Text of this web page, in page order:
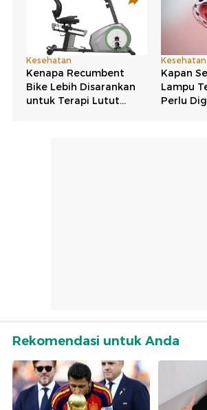
Rekomendasi untuk Anda